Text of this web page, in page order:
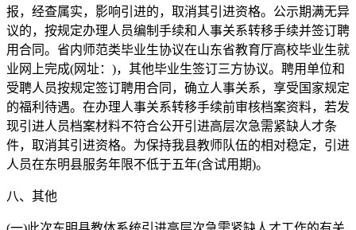
报，经查属实，影响引进的，取消其引进资格。公示期满无异
议的，按规定办理人员编制手续和人事关系转移手续并签订聘
用合同。省内师范类毕业生协议在山东省教育厅高校毕业生就
业网上完成(网址：)，其他毕业生签订三方协议。聘用单位和
受聘人员按规定签订聘用合同，确立人事关系，享受国家规定
的福利待遇。在办理人事关系转移手续前审核档案资料，若发
现引进人员档案材料不符合公开引进高层次急需紧缺人才条
件，取消其引进资格。为保持我县教师队伍的相对稳定，引进
人员在东明县服务年限不低于五年(含试用期)。
八、其他